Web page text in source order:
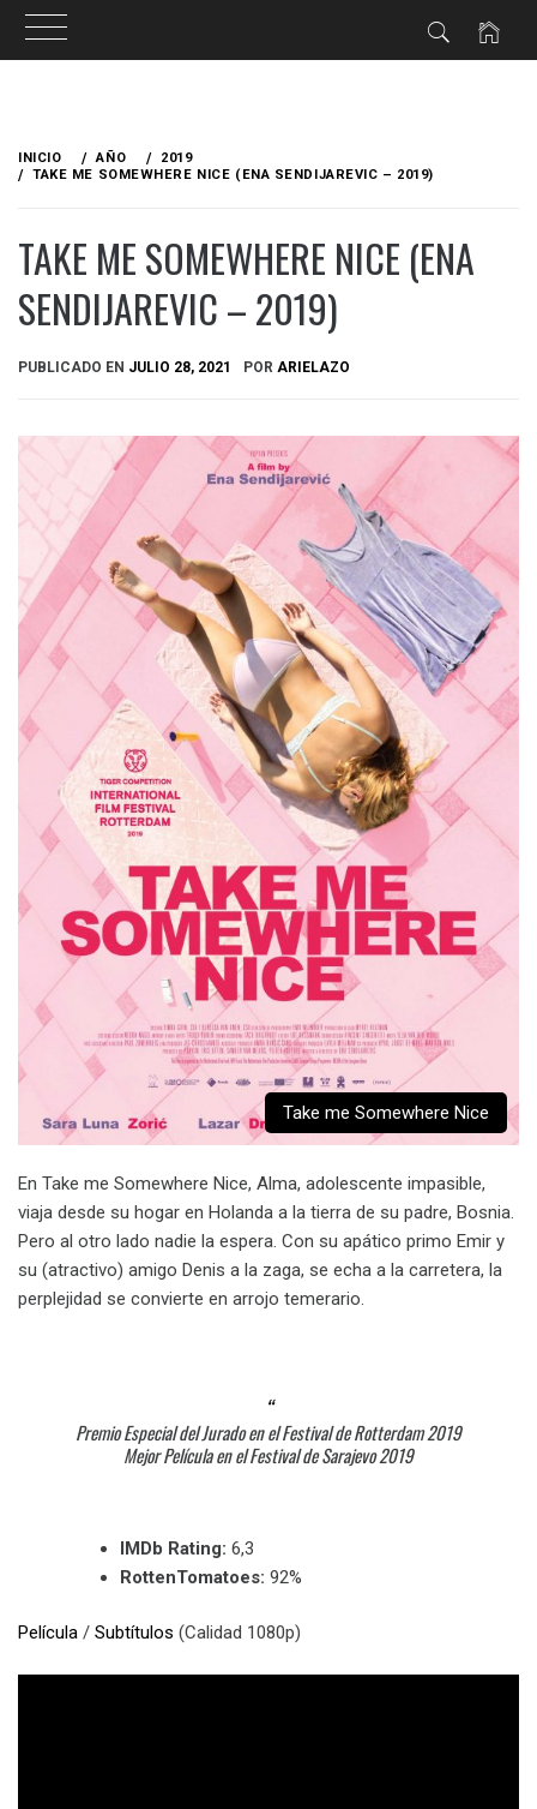
contenido
INICIO AÑO
2019
TAKE ME SOMEWHERE NICE (ENA SENDIJAREVIC – 2019)
TAKE ME SOMEWHERE NICE (ENA
SENDIJAREVIC – 2019)
PUBLICADO EN JULIO 28, 2021 POR ARIELAZO
Take me Somewhere Nice
En Take me Somewhere Nice, Alma, adolescente impasible,
viaja desde su hogar en Holanda a la tierra de su padre, Bosnia.
Pero al otro lado nadie la espera. Con su apático primo Emir y
su (atractivo) amigo Denis a la zaga, se echa a la carretera, la
perplejidad se convierte en arrojo temerario.
Premio Especial del Jurado en el Festival de Rotterdam 2019
Mejor Película en el Festival de Sarajevo 2019
IMDb Rating: 6,3
RottenTomatoes: 92%
Película / Subtítulos (Calidad 1080p)